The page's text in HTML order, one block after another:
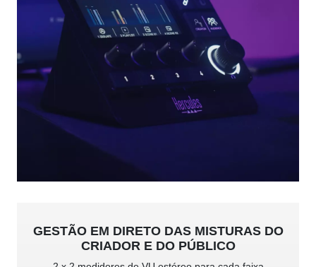
GESTÃO EM DIRETO DAS MISTURAS DO
CRIADOR E DO PÚBLICO